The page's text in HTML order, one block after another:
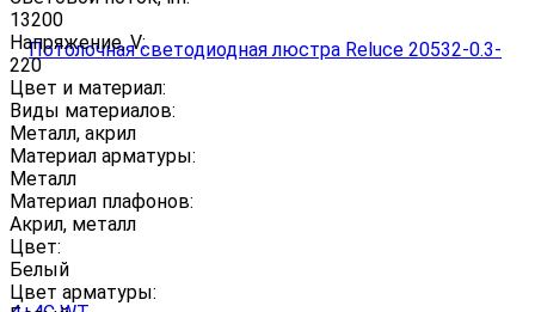
13200
Напряжение, V:
220
Цвет и материал:
Виды материалов:
Металл, акрил
Материал арматуры:
Металл
Материал плафонов:
Акрил, металл
Цвет:
Белый
Цвет арматуры: